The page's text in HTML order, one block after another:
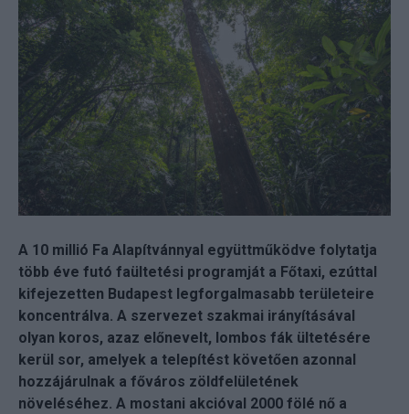
A 10 millió Fa Alapítvánnyal együttműködve folytatja
több éve futó faültetési programját a Főtaxi, ezúttal
kifejezetten Budapest legforgalmasabb területeire
koncentrálva. A szervezet szakmai irányításával
olyan koros, azaz előnevelt, lombos fák ültetésére
kerül sor, amelyek a telepítést követően azonnal
hozzájárulnak a főváros zöldfelületének
növeléséhez. A mostani akcióval 2000 fölé nő a